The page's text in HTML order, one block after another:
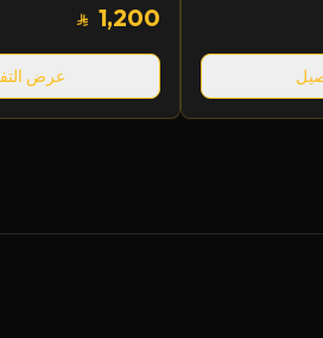
1,200
عرض